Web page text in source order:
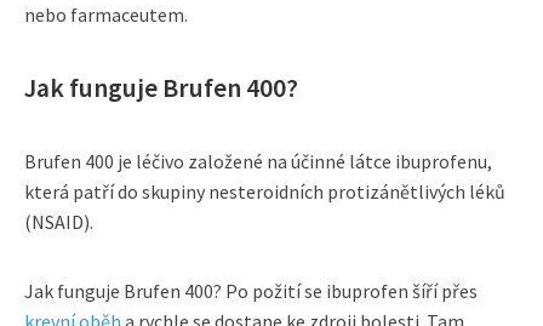
nebo farmaceutem.
Jak funguje Brufen 400?
Brufen 400 je léčivo založené na účinné látce ibuprofenu,
která patří do skupiny nesteroidních protizánětlivých léků
(NSAID).
Jak funguje Brufen 400? Po požití se ibuprofen šíří přes
krevní oběh a rychle se dostane ke zdroji bolesti. Tam